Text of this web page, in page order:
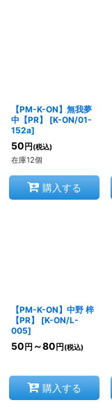
【PM-K-ON】無我夢
中【PR】
[K-ON/01-
152a]
50 円 (税込)
在庫12個
購入する
【PM-K-ON】中野 梓
【PR】
[K-ON/L-
005]
50 円 ～80 円 (税込)
購入する